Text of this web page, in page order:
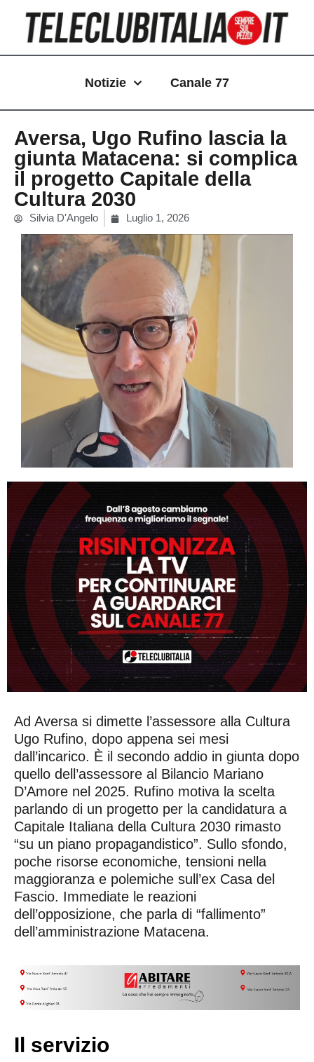
contenuto
Notizie Canale 77
Aversa, Ugo Rufino lascia la
giunta Matacena: si complica
il progetto Capitale della
Cultura 2030
Silvia D'Angelo Luglio 1, 2026
Ad Aversa si dimette l’assessore alla Cultura
Ugo Rufino, dopo appena sei mesi
dall’incarico. È il secondo addio in giunta dopo
quello dell’assessore al Bilancio Mariano
D’Amore nel 2025. Rufino motiva la scelta
parlando di un progetto per la candidatura a
Capitale Italiana della Cultura 2030 rimasto
“su un piano propagandistico”. Sullo sfondo,
poche risorse economiche, tensioni nella
maggioranza e polemiche sull’ex Casa del
Fascio. Immediate le reazioni
dell’opposizione, che parla di “fallimento”
dell’amministrazione Matacena.
Il servizio